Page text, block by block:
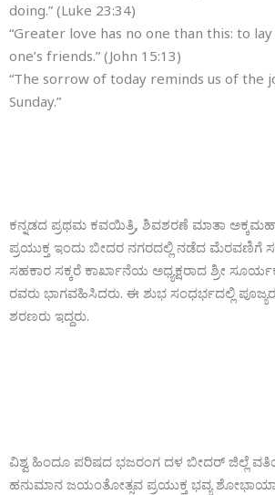
doing.” (Luke 23:34)
“Greater love has no one than this: to
one’s friends.” (John 15:13)
“The sorrow of today reminds us of the
Sunday.”
ಕನ್ನಡದ ಪ್ರಥಮ ಕವಯಿತ್ರಿ, ಶಿವಶರಣೆ ಮಾತಾ
ಪ್ರಯುಕ್ತ ಇಂದು ಬೀದರ ನಗರದಲ್ಲಿ ನಡೆದ ಮೆರವಣಿಗೆ
ಸಹಕಾರ ಸಕ್ಕರೆ ಕಾರ್ಖಾನೆಯ ಅಧ್ಯಕ್ಷರಾದ ಶ್ರೀ
ರವರು ಭಾಗವಹಿಸಿದರು. ಈ ಶುಭ ಸಂಧರ್ಭದಲ್ಲಿ
ಶರಣರು ಇದ್ದರು.
ವಿಶ್ವ ಹಿಂದೂ ಪರಿಷದ ಭಜರಂಗ ದಳ ಬೀದರ್ ಜಿಲ್ಲೆ
ಹನುಮಾನ ಜಯಂತೋತ್ಸವ ಪ್ರಯುಕ್ತ ಭವ್ಯ